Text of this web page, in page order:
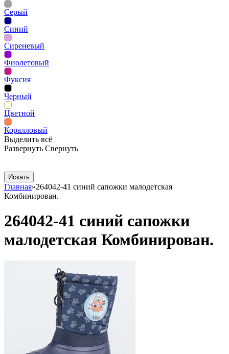
Серый
Синий
Сиреневый
Фиолетовый
Фуксия
Черный
Цветной
Коралловый
Выделить всё
Развернуть Свернуть
Главная»264042-41 синий сапожки малодетская
Комбинирован.
264042-41 синий сапожки
малодетская Комбинирован.